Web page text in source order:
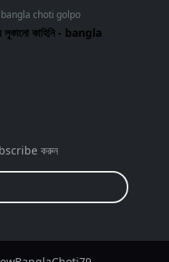
bangla choti golpo
লুকানো কাহিনি - bangla
করুন